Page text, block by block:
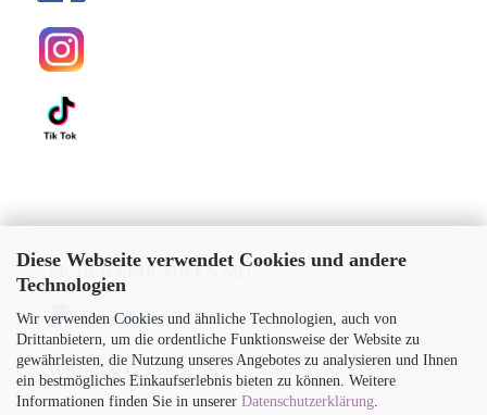
Diese Webseite verwendet Cookies und andere
Technologien
Wir verwenden Cookies und ähnliche Technologien, auch von
Drittanbietern, um die ordentliche Funktionsweise der Website zu
gewährleisten, die Nutzung unseres Angebotes zu analysieren und Ihnen
ein bestmögliches Einkaufserlebnis bieten zu können. Weitere
Informationen finden Sie in unserer Datenschutzerklärung
SICHER EINKAUFEN MIT
WIR VERSENDEN MIT